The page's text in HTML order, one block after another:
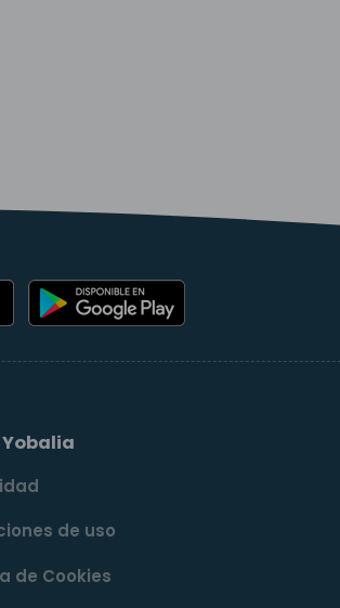
Yobalia
de uso
de Cookies